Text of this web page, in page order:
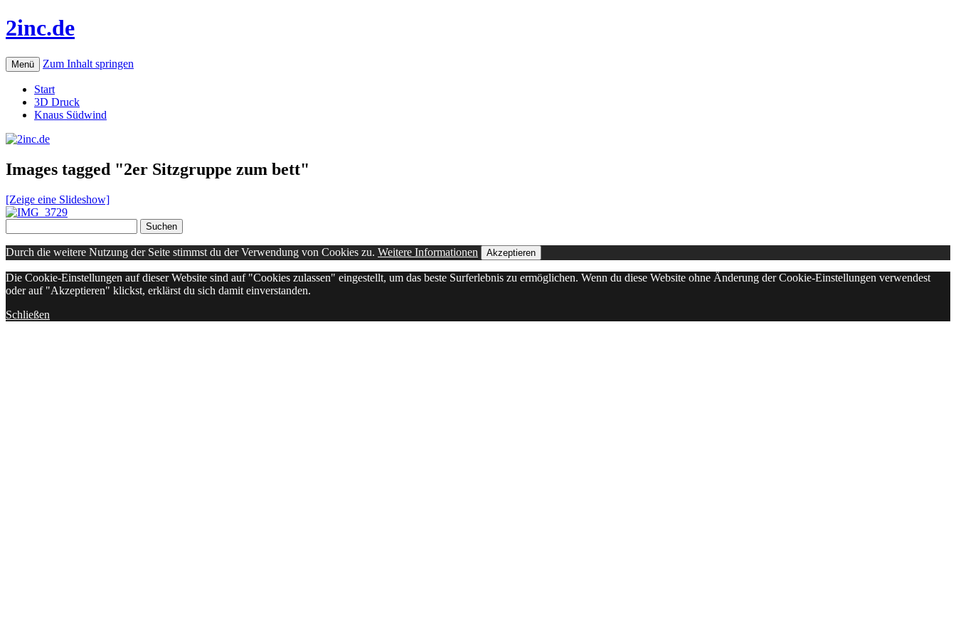
2inc.de
Menü Zum Inhalt springen
Start
3D Druck
Knaus Südwind
Images tagged "2er Sitzgruppe zum bett"
[Zeige eine Slideshow]
nach:
Durch die weitere Nutzung der Seite stimmst du der Verwendung von Cookies zu. Weitere Informationen Akzeptieren
Die Cookie-Einstellungen auf dieser Website sind auf "Cookies zulassen" eingestellt, um das beste Surferlebnis zu ermöglichen. Wenn du diese Website ohne Änderung der Cookie-Einstellungen verwendest
oder auf "Akzeptieren" klickst, erklärst du sich damit einverstanden.
Schließen